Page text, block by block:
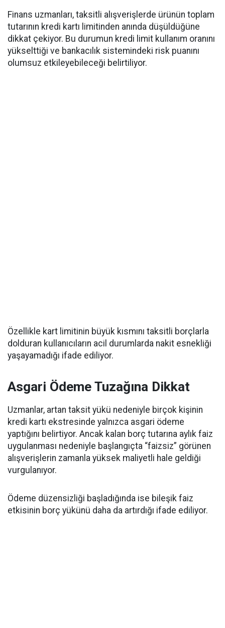
Finans uzmanları, taksitli alışverişlerde ürünün toplam
tutarının kredi kartı limitinden anında düşüldüğüne
dikkat çekiyor. Bu durumun kredi limit kullanım oranını
yükselttiği ve bankacılık sistemindeki risk puanını
olumsuz etkileyebileceği belirtiliyor.
Özellikle kart limitinin büyük kısmını taksitli borçlarla
dolduran kullanıcıların acil durumlarda nakit esnekliği
yaşayamadığı ifade ediliyor.
Asgari Ödeme Tuzağına Dikkat
Uzmanlar, artan taksit yükü nedeniyle birçok kişinin
kredi kartı ekstresinde yalnızca asgari ödeme
yaptığını belirtiyor. Ancak kalan borç tutarına aylık faiz
uygulanması nedeniyle başlangıçta “faizsiz” görünen
alışverişlerin zamanla yüksek maliyetli hale geldiği
vurgulanıyor.
Ödeme düzensizliği başladığında ise bileşik faiz
etkisinin borç yükünü daha da artırdığı ifade ediliyor.